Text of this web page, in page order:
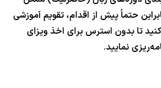
حتماً پیش از اقدام، تقویم آموزشی
تا بدون استرس برای اخذ ویزای
نمایید.